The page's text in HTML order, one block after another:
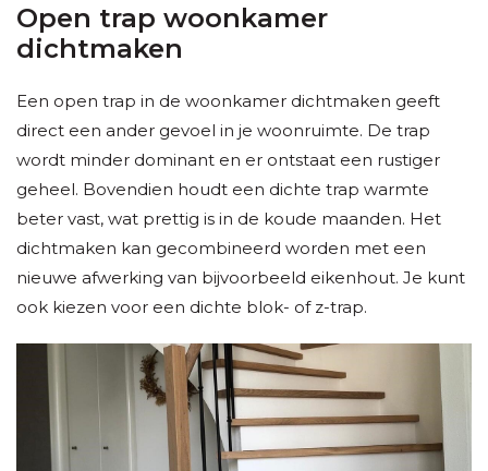
Open trap woonkamer
dichtmaken
Een open trap in de woonkamer dichtmaken geeft
direct een ander gevoel in je woonruimte. De trap
wordt minder dominant en er ontstaat een rustiger
geheel. Bovendien houdt een dichte trap warmte
beter vast, wat prettig is in de koude maanden. Het
dichtmaken kan gecombineerd worden met een
nieuwe afwerking van bijvoorbeeld eikenhout. Je kunt
ook kiezen voor een dichte blok- of z-trap.